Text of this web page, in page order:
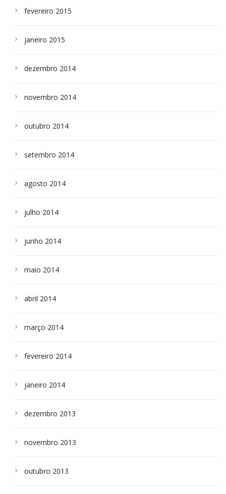
fevereiro 2015
janeiro 2015
dezembro 2014
novembro 2014
outubro 2014
setembro 2014
agosto 2014
julho 2014
junho 2014
maio 2014
abril 2014
março 2014
fevereiro 2014
janeiro 2014
dezembro 2013
novembro 2013
outubro 2013